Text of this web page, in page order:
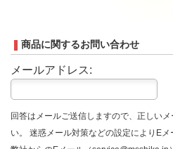
商品に関するお問い合わせ
メールアドレス:
回答はメールご送信しますので、正しい
い。 迷惑メール対策などの設定によりEメ